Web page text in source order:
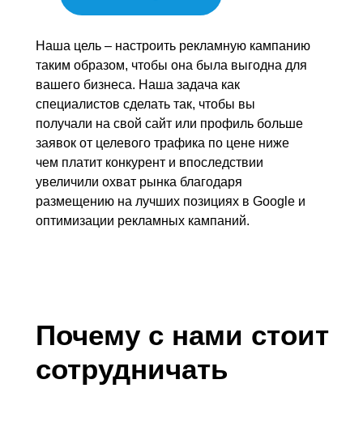
Наша цель – настроить рекламную кампанию
таким образом, чтобы она была выгодна для
вашего бизнеса. Наша задача как
специалистов сделать так, чтобы вы
получали на свой сайт или профиль больше
заявок от целевого трафика по цене ниже
чем платит конкурент и впоследствии
увеличили охват рынка благодаря
размещению на лучших позициях в Google и
оптимизации рекламных кампаний.
Почему с нами стоит
сотрудничать